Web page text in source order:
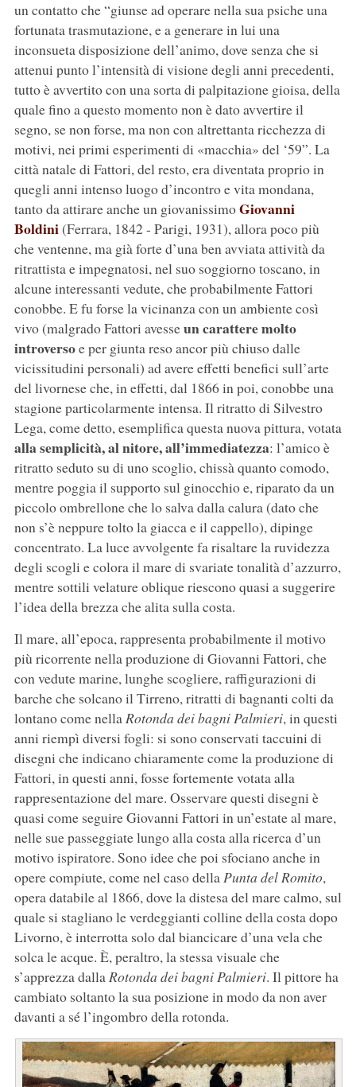
un contatto che “giunse ad operare nella sua psiche una
fortunata trasmutazione, e a generare in lui una
inconsueta disposizione dell’animo, dove senza che si
attenui punto l’intensità di visione degli anni precedenti,
tutto è avvertito con una sorta di palpitazione gioisa, della
quale fino a questo momento non è dato avvertire il
segno, se non forse, ma non con altrettanta ricchezza di
motivi, nei primi esperimenti di «macchia» del ‘59”. La
città natale di Fattori, del resto, era diventata proprio in
quegli anni intenso luogo d’incontro e vita mondana,
tanto da attirare anche un giovanissimoGiovanni
Boldini(Ferrara, 1842 - Parigi, 1931), allora poco più
che ventenne, ma già forte d’una ben avviata attività da
ritrattista e impegnatosi, nel suo soggiorno toscano, in
alcune interessanti vedute, che probabilmente Fattori
conobbe. E fu forse la vicinanza con un ambiente così
vivo (malgrado Fattori avesseun carattere molto
introversoe per giunta reso ancor più chiuso dalle
vicissitudini personali) ad avere effetti benefici sull’arte
del livornese che, in effetti, dal 1866 in poi, conobbe una
stagione particolarmente intensa. Il ritratto di Silvestro
Lega, come detto, esemplifica questa nuova pittura, votata
alla semplicità, al nitore, all’immediatezza: l’amico è
ritratto seduto su di uno scoglio, chissà quanto comodo,
mentre poggia il supporto sul ginocchio e, riparato da un
piccolo ombrellone che lo salva dalla calura (dato che
non s’è neppure tolto la giacca e il cappello), dipinge
concentrato. La luce avvolgente fa risaltare la ruvidezza
degli scogli e colora il mare di svariate tonalità d’azzurro,
mentre sottili velature oblique riescono quasi a suggerire
l’idea della brezza che alita sulla costa.
Il mare, all’epoca, rappresenta probabilmente il motivo
più ricorrente nella produzione di Giovanni Fattori, che
con vedute marine, lunghe scogliere, raffigurazioni di
barche che solcano il Tirreno, ritratti di bagnanti colti da
lontano come nellaRotonda dei bagni Palmieri, in questi
anni riempì diversi fogli: si sono conservati taccuini di
disegni che indicano chiaramente come la produzione di
Fattori, in questi anni, fosse fortemente votata alla
rappresentazione del mare. Osservare questi disegni è
quasi come seguire Giovanni Fattori in un’estate al mare,
nelle sue passeggiate lungo alla costa alla ricerca d’un
motivo ispiratore. Sono idee che poi sfociano anche in
opere compiute, come nel caso dellaPunta del Romito,
opera databile al 1866, dove la distesa del mare calmo, sul
quale si stagliano le verdeggianti colline della costa dopo
Livorno, è interrotta solo dal biancicare d’una vela che
solca le acque. È, peraltro, la stessa visuale che
s’apprezza dallaRotonda dei bagni Palmieri. Il pittore ha
cambiato soltanto la sua posizione in modo da non aver
davanti a sé l’ingombro della rotonda.